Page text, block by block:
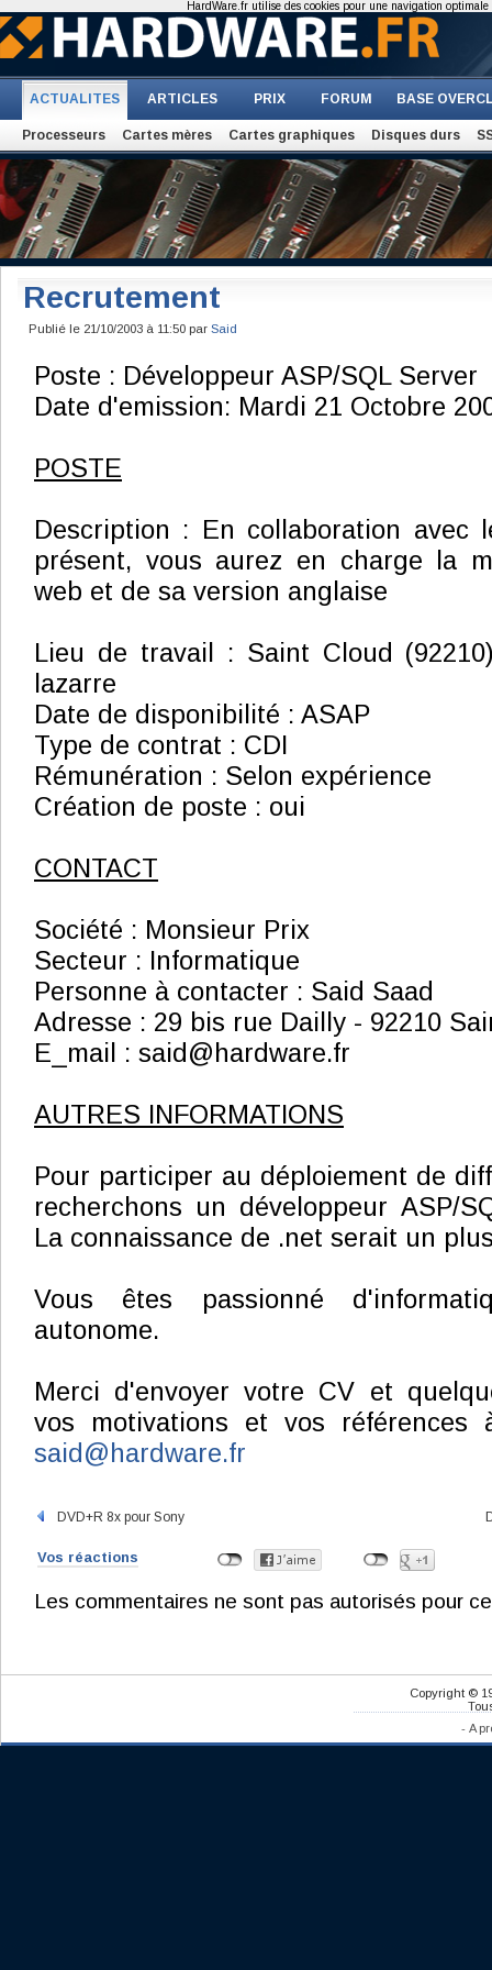
ACTUALITES ARTICLES PRIX FORUM BASE
Processeurs Cartes mères Cartes graphiques Disques durs
Recrutement
Publié le 21/10/2003 à 11:50 par Said
Poste : Développeur ASP/SQL Server
Date d'emission: Mardi 21 Octobre
POSTE
Description : En collaboration avec
présent, vous aurez en charge la
web et de sa version anglaise
Lieu de travail : Saint Cloud
lazarre
Date de disponibilité : ASAP
Type de contrat : CDI
Rémunération : Selon expérience
Création de poste : oui
CONTACT
Société : Monsieur Prix
Secteur : Informatique
Personne à contacter : Said Saad
Adresse : 29 bis rue Dailly - 92210
E_mail : said@hardware.fr
AUTRES INFORMATIONS
Pour participer au déploiement de
recherchons un développeur ASP/
La connaissance de .net serait un
Vous êtes passionné
autonome.
Merci d'envoyer votre CV et
vos motivations et vos références
said@hardware.fr
DVD+R 8x pour Sony
Vos réactions
Les commentaires ne sont pas autorisés pour
Copyright ©
- A
HardWare.fr utilise des cookies pour une navigation